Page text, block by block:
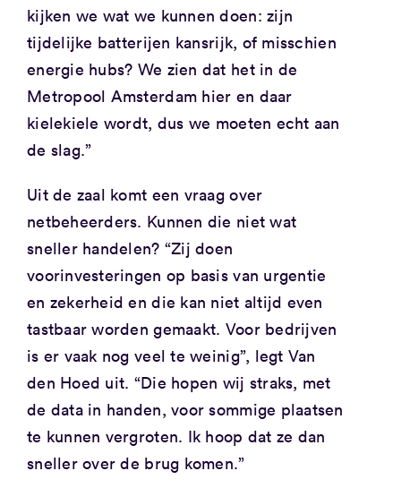
kijken we wat we kunnen doen: zijn
tijdelijke batterijen kansrijk, of misschien
energie hubs? We zien dat het in de
Metropool Amsterdam hier en daar
kielekiele wordt, dus we moeten echt aan
de slag.”
Uit de zaal komt een vraag over
netbeheerders. Kunnen die niet wat
sneller handelen? “Zij doen
voorinvesteringen op basis van urgentie
en zekerheid en die kan niet altijd even
tastbaar worden gemaakt. Voor bedrijven
is er vaak nog veel te weinig”, legt Van
den Hoed uit. “Die hopen wij straks, met
de data in handen, voor sommige plaatsen
te kunnen vergroten. Ik hoop dat ze dan
sneller over de brug komen.”